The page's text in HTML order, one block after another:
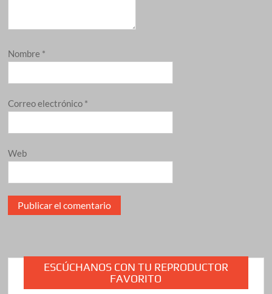
Nombre *
Correo electrónico *
Web
ESCÚCHANOS CON TU REPRODUCTOR
FAVORITO